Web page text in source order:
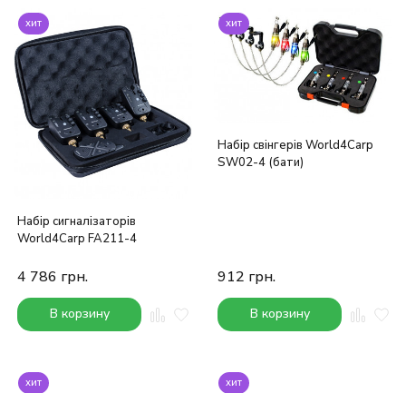
хит
Набір сигналізаторів
World4Carp FA211-4
4 786 грн.
В корзину
хит
Набір свінгерів World4Carp
SW02-4 (бати)
912 грн.
В корзину
хит хит